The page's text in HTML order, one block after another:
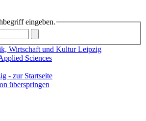
eingeben.
Wirtschaft und Kultur Leipzig
Sciences
überspringen